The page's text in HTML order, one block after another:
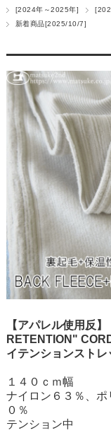
[2024年～2025年]
新着商品[2025/10/7]
【アパレル使用反
RETENTION"
イテンションスト
１４０ｃｍ幅
ナイロン６３％、ポ
０％
テンション中